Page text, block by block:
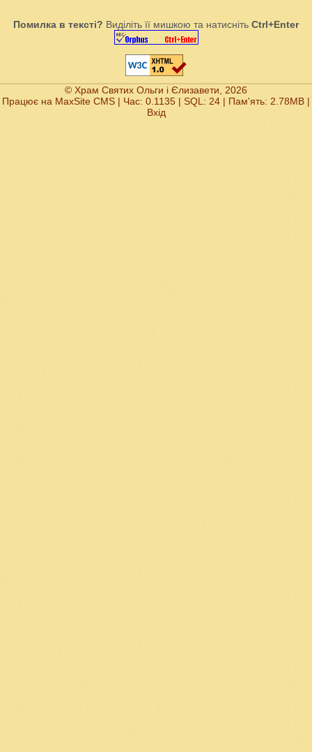
Помилка в тексті? Виділіть її мишкою та натисніть Ctrl+Enter
© Храм Святих Ольги і Єлизавети, 2026
Працює на MaxSite CMS | Час: 0.1135 | SQL: 24 | Пам'ять: 2.78MB |
Вхід